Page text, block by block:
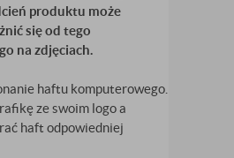
produktu może
się od tego
na zdjęciach.
haftu komputerowego.
ze swoim logo a
haft odpowiedniej